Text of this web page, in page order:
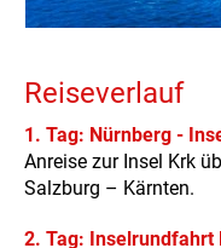
Reiseverlauf
1. Tag: Nürnberg -
Anreise zur Insel Krk
Salzburg – Kärnten.
2. Tag: Inselrundfahrt